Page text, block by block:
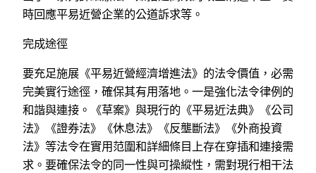
時回應平易近營企業的公道訴求等。
完成途徑
要充足施展《平易近營經濟增進法》的法令價值，必需
完美實行途徑，確保其有用落地。一是強化法令律例的
和諧與連接。《草案》與現行的《平易近法典》《公司
法》《證券法》《休息法》《反壟斷法》《外商投資
法》等法令在實用范圍和詳細條目上存在穿插和連接需
求。要確保法令的同一性與可操縱性，需對現行相干法